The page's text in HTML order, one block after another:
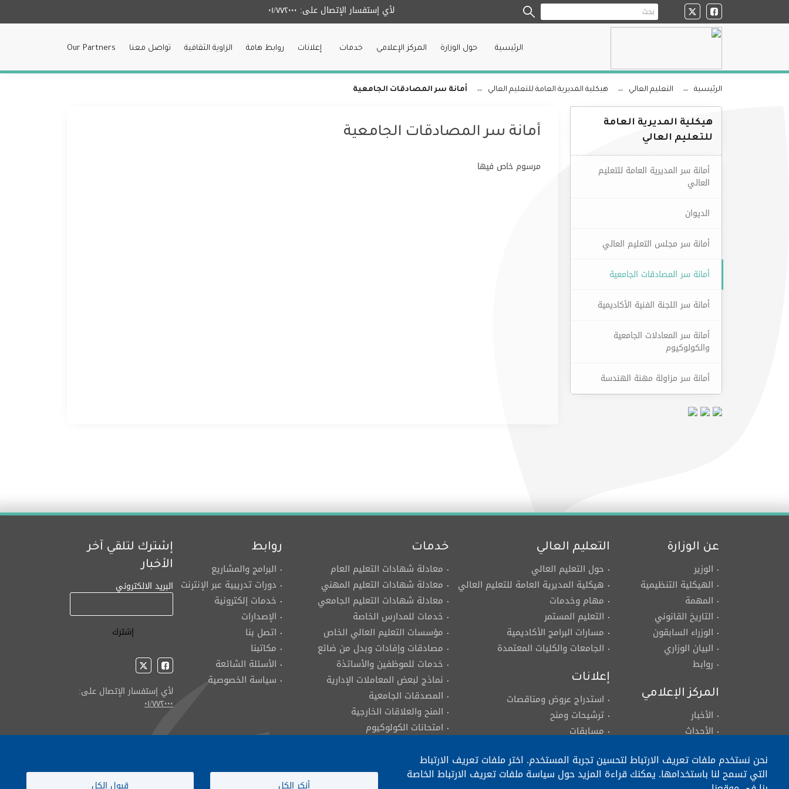
لأي إستفسار الإتصال على: ٠١/٧٧٢٠٠٠
الرئيسية حول الوزارة المركز الإعلامي خدمات إعلانات روابط هامة الزاوية الثقافية تواصل معنا Our Partners
الرئيسية التعليم العالي هيكلية المديرية العامة للتعليم العالي أمانة سر المصادقات الجامعية
هيكلية المديرية العامة
للتعليم العالي
أمانة سر المديرية العامة للتعليم
العالي
الديوان
أمانة سر مجلس التعليم العالي
أمانة سر المصادقات الجامعية
أمانة سر اللجنة الفنية الأكاديمية
أمانة سر المعادلات الجامعية
والكولوكيوم
أمانة سر مزاولة مهنة الهندسة
أمانة سر المصادقات الجامعية
مرسوم خاص فيها
عن الوزارة
الوزير
الهيكلية التنظيمية
المهمة
التاريخ القانوني
الوزراء السابقون
البيان الوزاري
روابط
المركز الإعلامي
الأخبار
الأحداث
معرض الفيديو
تعاميم، مذكرات، قرارات،
التعليم العالي
حول التعليم العالي
هيكلية المديرية العامة للتعليم العالي
مهام وخدمات
التعليم المستمر
مسارات البرامج الأكاديمية
الجامعات والكليات المعتمدة
إعلانات
استدراج عروض ومناقصات
ترشيحات ومنح
مسابقات
خدمات
معادلة شهادات التعليم العام
معادلة شهادات التعليم المهني
معادلة شهادات التعليم الجامعي
خدمات للمدارس الخاصة
مؤسسات التعليم العالي الخاص
مصادقات وإفادات وبدل من ضائع
خدمات للموظفين والأساتذة
نماذج لبعض المعاملات الإدارية
المصدقات الجامعية
المنح والعلاقات الخارجية
امتحانات الكولوكيوم
روابط
البرامج والمشاريع
دورات تدريبية عبر الإنترنت
خدمات إلكترونية
الإصدارات
اتصل بنا
مكاتبنا
الأسئلة الشائعة
سياسة الخصوصية
إشترك لتلقي آخر
الأخبار
البريد الالكتروني
لأي إستفسار الإتصال على:
٠١/٧٧٢٠٠٠
نحن نستخدم ملفات تعريف الارتباط لتحسين تجربة المستخدم. اختر ملفات تعريف الارتباط
التي تسمح لنا باستخدامها. يمكنك قراءة المزيد حول سياسة ملفات تعريف الارتباط الخاصة
أنكر الكل قبول الكل